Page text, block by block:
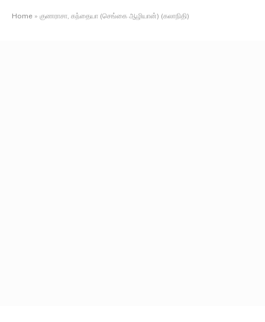
Home » குணராசா, கந்தையா (செங்கை ஆழியான்) (கலாநிதி)